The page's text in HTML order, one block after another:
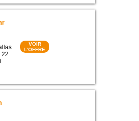
22
VOIR
L'OFFRE